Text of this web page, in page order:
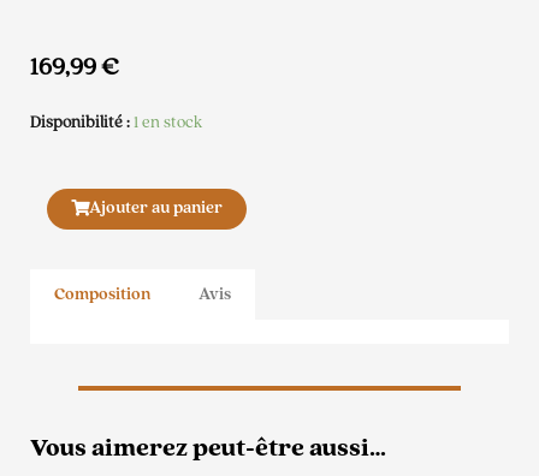
169,99€
Disponibilité :1 en stock
quantité
Marine
Ajouter au panier
Composition Avis
Vous aimerez peut-être aussi…